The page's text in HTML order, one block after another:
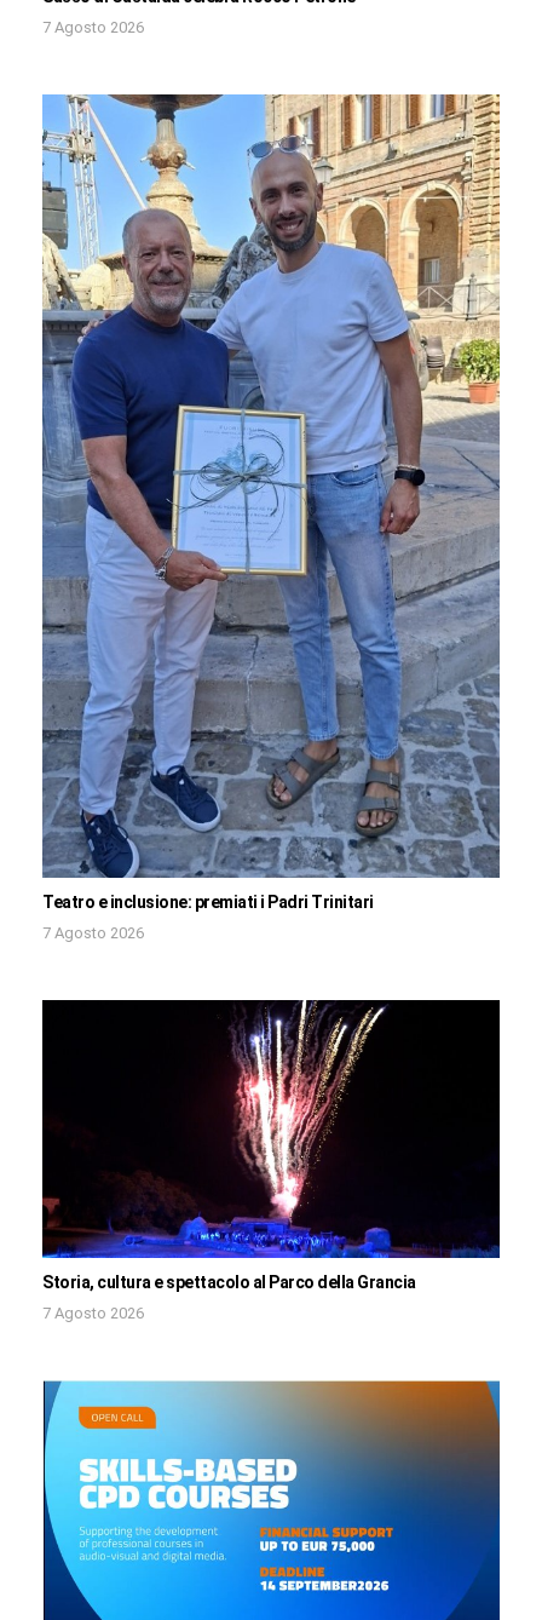
7 Agosto 2026
Teatro e inclusione: premiati i Padri Trinitari
7 Agosto 2026
Storia, cultura e spettacolo al Parco della Grancia
7 Agosto 2026